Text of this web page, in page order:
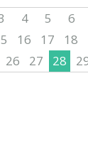
4 5 6
16 17 18
26 27 28